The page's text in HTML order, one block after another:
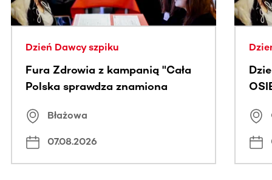
Dzień Dawcy szpiku
Fura Zdrowia z kampanią "Cała
Polska sprawdza znamiona
Błażowa
07.08.2026